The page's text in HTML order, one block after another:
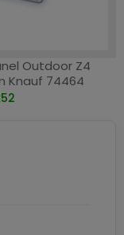
Outdoor Z4
Knauf 74464
52